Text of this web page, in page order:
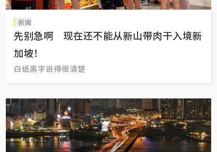
新闻
先别急啊 现在还不能从新山带肉干入境新
加坡！
白纸黑字说得很清楚